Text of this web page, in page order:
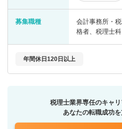
募集職種
会計事務所・
格者、税理士
年間休日120日以上
税理士業界専任のキャ
あなたの転職成功を